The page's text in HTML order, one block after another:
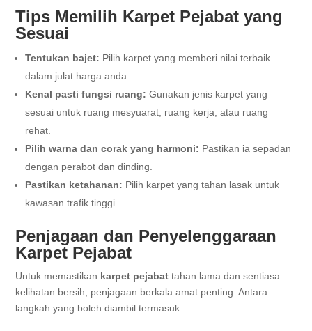
Tips Memilih Karpet Pejabat yang
Sesuai
Tentukan bajet: Pilih karpet yang memberi nilai terbaik
dalam julat harga anda.
Kenal pasti fungsi ruang: Gunakan jenis karpet yang
sesuai untuk ruang mesyuarat, ruang kerja, atau ruang
rehat.
Pilih warna dan corak yang harmoni: Pastikan ia sepadan
dengan perabot dan dinding.
Pastikan ketahanan: Pilih karpet yang tahan lasak untuk
kawasan trafik tinggi.
Penjagaan dan Penyelenggaraan
Karpet Pejabat
Untuk memastikan karpet pejabat tahan lama dan sentiasa
kelihatan bersih, penjagaan berkala amat penting. Antara
langkah yang boleh diambil termasuk: